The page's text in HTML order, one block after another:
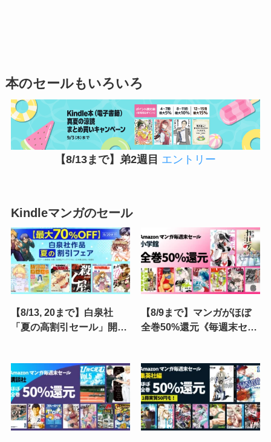
本のセールもいろいろ
【8/13まで】弟2週目 エントリー
Kindleマンガのセール
【8/13, 20まで】白泉社
「夏の高割引セール」開
の君たちへ／平穏世代の韋
駄天達／殺し屋
【8/9まで】マンガがほぼ
全巻50%還元《毎週末セー
ブルー／逆境ナイン／みず
ぽろ